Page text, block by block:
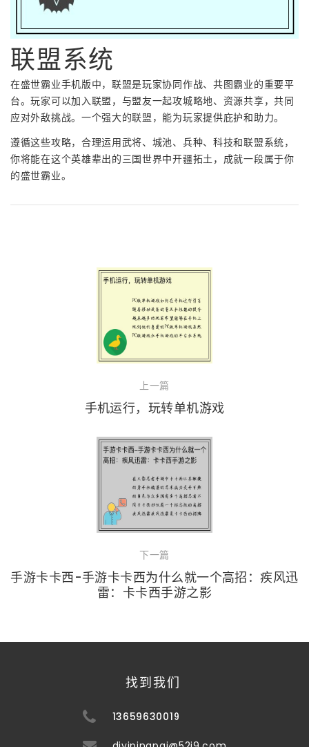
联盟系统
在盛世霸业手机版中，联盟是玩家协同作战、共图霸业的重要平
台。玩家可以加入联盟，与盟友一起攻城略地、资源共享，共同
应对外敌挑战。一个强大的联盟，能为玩家提供庇护和助力。
遵循这些攻略，合理运用武将、城池、兵种、科技和联盟系统，
你将能在这个英雄辈出的三国世界中开疆拓土，成就一段属于你
的盛世霸业。
上一篇
手机运行，玩转单机游戏
下一篇
手游卡卡西-手游卡卡西为什么就一个高招：疾风迅
雷：卡卡西手游之影
找到我们
13659630019